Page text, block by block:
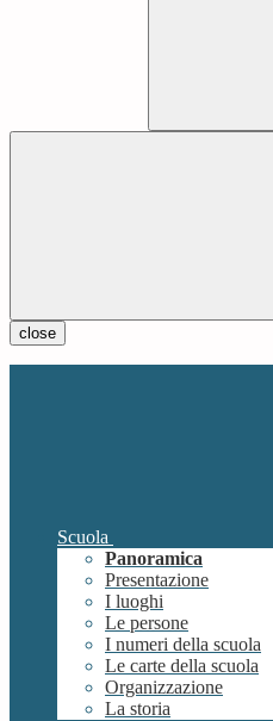
close
Scuola
Panoramica
Presentazione
I luoghi
Le persone
I numeri della scuola
Le carte della scuola
Organizzazione
La storia